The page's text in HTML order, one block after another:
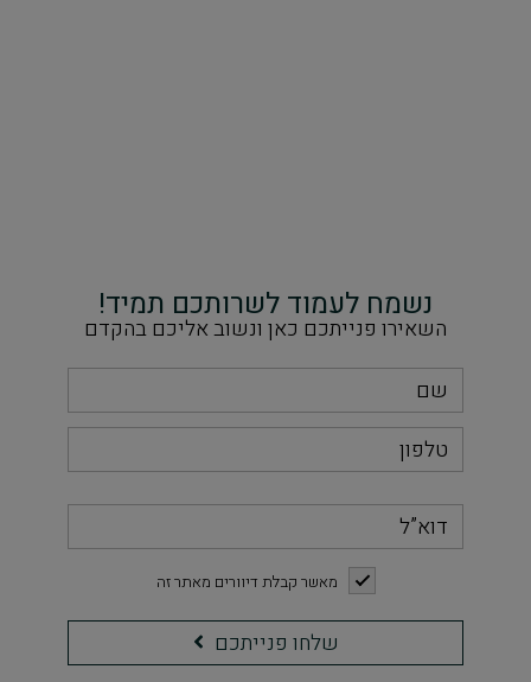
נשמח לעמוד לשרותכם תמיד!
השאירו פנייתכם כאן ונשוב אליכם בהקדם
checkbox
מאשר קבלת דיוורים מאתר זה
שלחו
פנייתכם
שלחו פנייתכם